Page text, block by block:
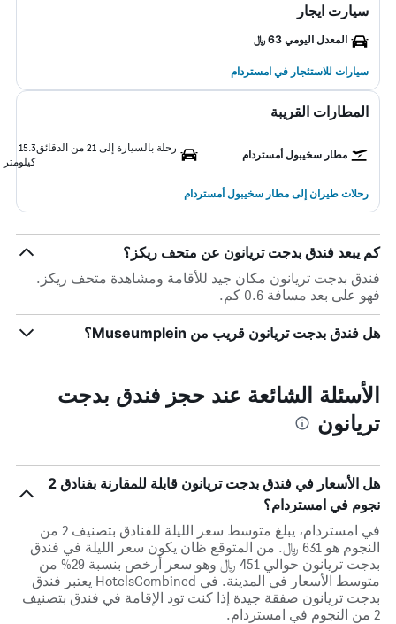
سيارت ايجار
المعدل اليومي 63 ﷼
سيارات للاستئجار في امستردام
المطارات القريبة
مطار سخيبول أمستردام
رحلة بالسيارة إلى 21 من الدقائق
15.3
كيلومتر
رحلات طيران إلى مطار سخيبول أمستردام
كم يبعد فندق بدجت تريانون عن متحف ريكز؟
فندق بدجت تريانون مكان جيد للأقامة ومشاهدة متحف ريكز.
فهو على بعد مسافة 0.6 كم.
هل فندق بدجت تريانون قريب من Museumplein؟
الأسئلة الشائعة عند حجز فندق بدجت
تريانون
هل الأسعار في فندق بدجت تريانون قابلة للمقارنة بفنادق 2
نجوم في امستردام؟
في امستردام، يبلغ متوسط ​​سعر الليلة للفنادق بتصنيف 2 من
النجوم هو 631 ﷼. من المتوقع ظان يكون سعر الليلة في فندق
بدجت تريانون حوالي 451 ﷼ وهو سعر أرخص بنسبة 29% من
متوسط الأسعار في المدينة. في HotelsCombined يعتبر فندق
بدجت تريانون صفقة جيدة إذا كنت تود الإقامة في فندق بتصنيف
2 من النجوم في امستردام.